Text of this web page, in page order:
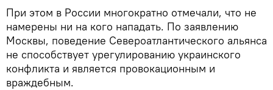
При этом в России многократно отмечали, что не
намерены ни на кого нападать. По заявлению
Москвы, поведение Североатлантического альянса
не способствует урегулированию украинского
конфликта и является провокационным и
враждебным.